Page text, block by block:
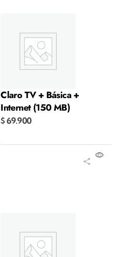
Claro TV + Básica +
Internet (150 MB)
$69.900